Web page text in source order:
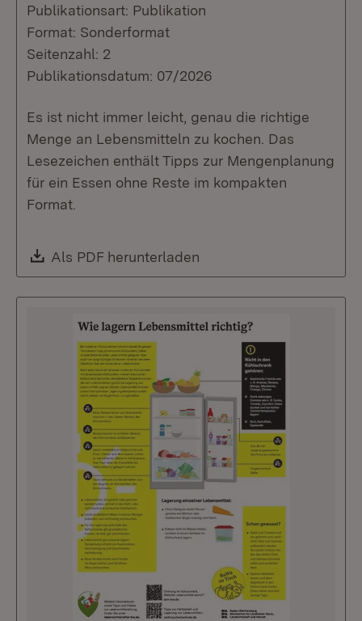
Publikationsart: Publikation
Format: Sonderformat
Seitenzahl: 2
Publikationsdatum: 07/2026
Es ist nicht immer leicht, genau die richtige
Menge an Lebensmitteln zu kochen. Das
Lesezeichen enthält Tipps zur Mengenplanung
für ein Essen ohne Reste im kompakten
Format.
Download:
Als PDF herunterladen